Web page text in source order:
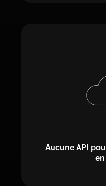
Aucune API